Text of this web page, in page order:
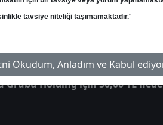
Potansiyel: %44.01
Grubu Holding için 50,00 TL
tavsiye niteliği taşımamaktadır."
Beyan edilen metni Okudum,